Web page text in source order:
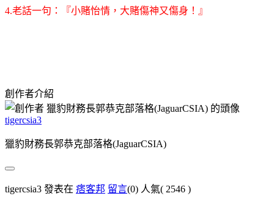
4.老話一句：『小賭怡情，大賭傷神又傷身！』
創作者介紹
tigercsia3
獵豹財務長郭恭克部落格(JaguarCSIA)
tigercsia3 發表在 痞客邦 留言(0) 人氣( 2546 )